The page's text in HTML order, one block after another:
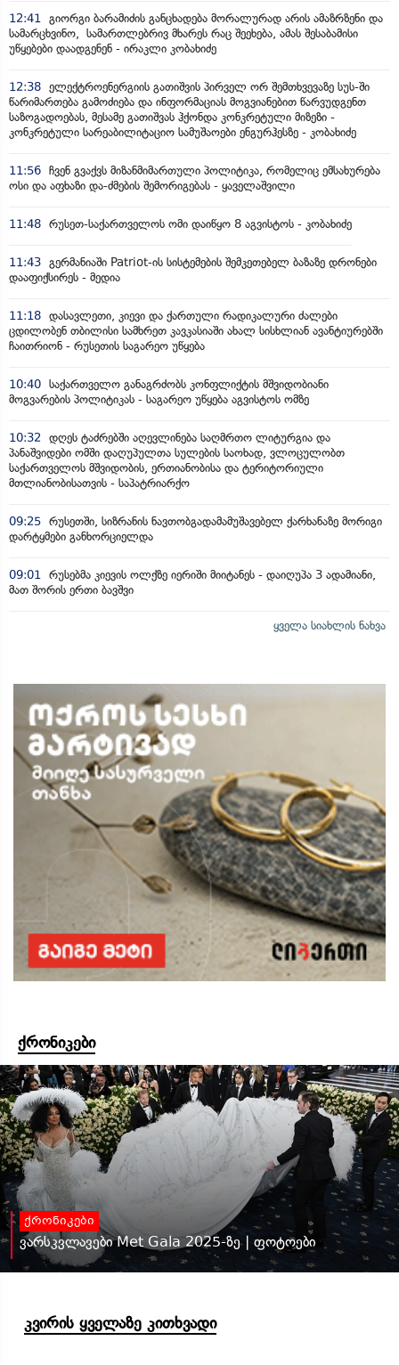
12:41 გიორგი ბარამიძის განცხადება მორალურად არის ამაზრზენი და
სამარცხვინო, სამართლებრივ მხარეს რაც შეეხება, ამას შესაბამისი
უწყებები დაადგენენ - ირაკლი კობახიძე
12:38 ელექტროენერგიის გათიშვის პირველ ორ შემთხვევაზე სუს-ში
წარიმართება გამოძიება და ინფორმაციას მოგვიანებით წარვუდგენთ
საზოგადოებას, მესამე გათიშვას ჰქონდა კონკრეტული მიზეზი -
კონკრეტული სარეაბილიტაციო სამუშაოები ენგურჰესზე - კობახიძე
11:56 ჩვენ გვაქვს მიზანმიმართული პოლიტიკა, რომელიც ემსახურება
ოსი და აფხაზი და-ძმების შემორიგებას - ყაველაშვილი
11:48 რუსეთ-საქართველოს ომი დაიწყო 8 აგვისტოს - კობახიძე
11:43 გერმანიაში Patriot-ის სისტემების შემკეთებელ ბაზაზე დრონები
დააფიქსირეს - მედია
11:18 დასავლეთი, კიევი და ქართული რადიკალური ძალები
ცდილობენ თბილისი სამხრეთ კავკასიაში ახალ სისხლიან ავანტიურებში
ჩაითრიონ - რუსეთის საგარეო უწყება
10:40 საქართველო განაგრძობს კონფლიქტის მშვიდობიანი
მოგვარების პოლიტიკას - საგარეო უწყება აგვისტოს ომზე
10:32 დღეს ტაძრებში აღევლინება საღმრთო ლიტურგია და
პანაშვიდები ომში დაღუპულთა სულების საოხად, ვლოცულობთ
საქართველოს მშვიდობის, ერთიანობისა და ტერიტორიული
მთლიანობისათვის - საპატრიარქო
09:25 რუსეთში, სიზრანის ნავთობგადამამუშავებელ ქარხანაზე მორიგი
დარტყმები განხორციელდა
09:01 რუსებმა კიევის ოლქზე იერიში მიიტანეს - დაიღუპა 3 ადამიანი,
მათ შორის ერთი ბავშვი
ყველა სიახლის ნახვა
ქრონიკები
ქრონიკები
ვარსკვლავები Met Gala 2025-ზე | ფოტოები
კვირის ყველაზე კითხვადი